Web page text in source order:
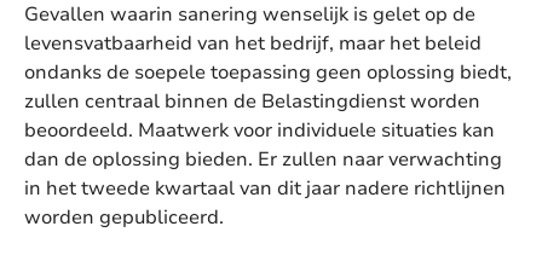
Gevallen waarin sanering wenselijk is gelet op de
levensvatbaarheid van het bedrijf, maar het beleid
ondanks de soepele toepassing geen oplossing biedt,
zullen centraal binnen de Belastingdienst worden
beoordeeld. Maatwerk voor individuele situaties kan
dan de oplossing bieden. Er zullen naar verwachting
in het tweede kwartaal van dit jaar nadere richtlijnen
worden gepubliceerd.